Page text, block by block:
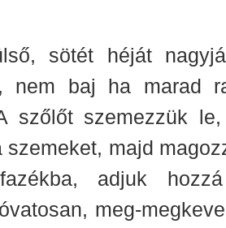
sötét héját
nem baj ha marad
szőlőt szemezzük
szemeket, majd
adjuk
meg-